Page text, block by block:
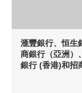
網絡安全意識
滙豐銀行、恒生
商銀行（亞洲）
銀行 (香港)和招